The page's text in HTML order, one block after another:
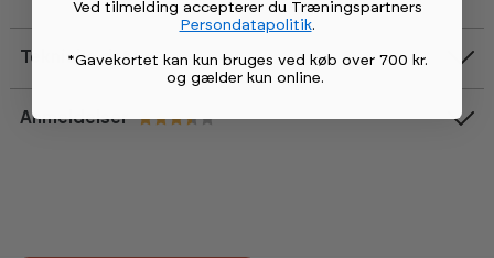
Tekniske data
Anmeldelser
Ved tilmelding accepterer du Træningspartners
Persondatapolitik.
*Gavekortet kan kun bruges ved køb over 700 kr.
og gælder kun online.